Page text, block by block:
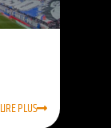
LIRE PLUS